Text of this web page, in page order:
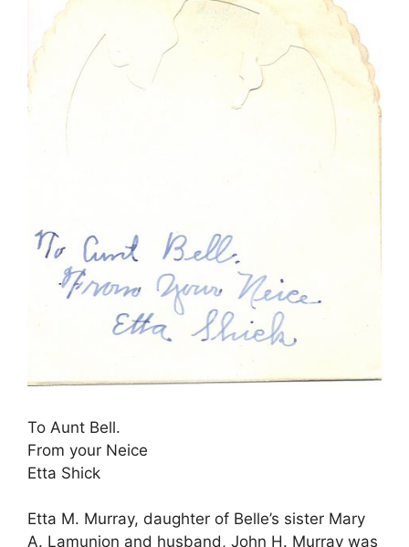
To Aunt Bell.
From your Neice
Etta Shick
Etta M. Murray, daughter of Belle’s sister Mary
A. Lamunion and husband, John H. Murray was